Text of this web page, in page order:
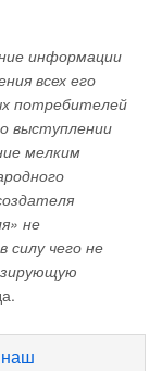
информации
всех его
потребителей
выступлении
мелким
не
силу чего не